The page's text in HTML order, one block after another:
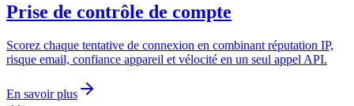
Prise de contrôle de compte
Scorez chaque tentative de connexion en combinant réputation IP,
risque email, confiance appareil et vélocité en un seul appel API.
En savoir plus